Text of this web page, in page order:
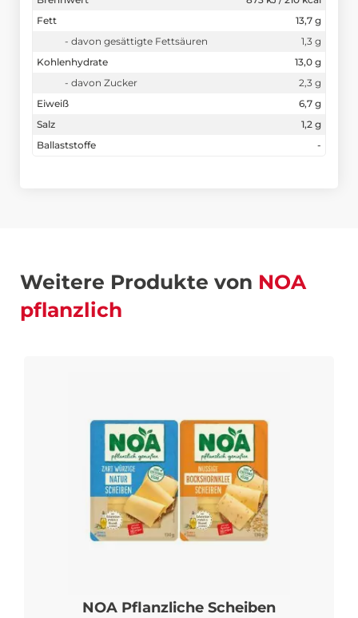
Fett
13,7 g
- davon gesättigte Fettsäuren
1,3 g
Kohlenhydrate
13,0 g
- davon Zucker
2,3 g
Eiweiß
6,7 g
Salz
1,2 g
Ballaststoffe
-
Weitere Produkte von NOA
pflanzlich
NOA Pflanzliche Scheiben